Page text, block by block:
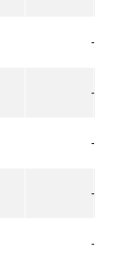
-
-
-
-
-